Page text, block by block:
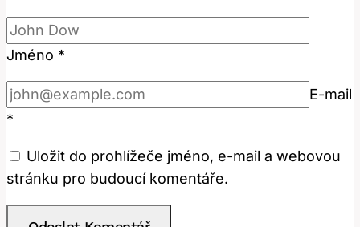
Jméno *
E-mail
*
Uložit do prohlížeče jméno, e-mail a webovou
stránku pro budoucí komentáře.